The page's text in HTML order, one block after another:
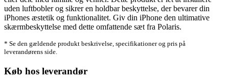
uden luftbobler og sikrer en holdbar beskyttelse, der bevarer din
iPhones æstetik og funktionalitet. Giv din iPhone den ultimative
skærmbeskyttelse med dette omfattende sæt fra Polaris.
* Se den gældende produkt beskrivelse, specifikationer og pris på
leverandørens side.
Køb hos leverandør